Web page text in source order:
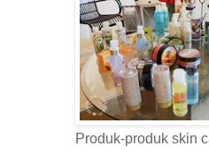
Produk-produk skin